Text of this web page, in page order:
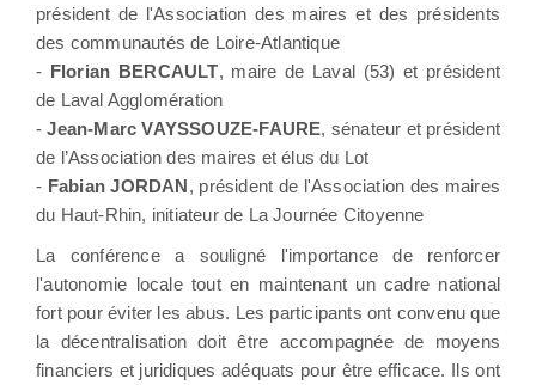
président de l'Association des maires et des présidents
des communautés de Loire-Atlantique
- Florian BERCAULT, maire de Laval (53) et président
de Laval Agglomération
-Jean-Marc VAYSSOUZE-FAURE, sénateur et président
de l’Association des maires et élus du Lot
- Fabian JORDAN, président de l'Association des maires
du Haut-Rhin, initiateur de La Journée Citoyenne
La conférence a souligné l'importance de renforcer
l'autonomie locale tout en maintenant un cadre national
fort pour éviter les abus. Les participants ont convenu que
la décentralisation doit être accompagnée de moyens
financiers et juridiques adéquats pour être efficace. Ils ont